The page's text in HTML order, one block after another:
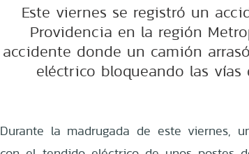
Este viernes se registró un
Providencia en la región
accidente donde un camión
eléctrico bloqueando las
Durante la madrugada de este viernes,